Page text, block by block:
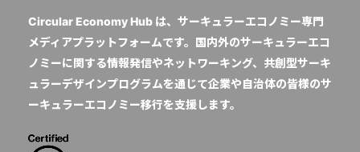
Circular Economy Hub は、サーキュラーエコノミー専門
メディアプラットフォームです。国内外のサーキュラーエコ
ノミーに関する情報発信やネットワーキング、共創型サーキ
ュラーデザインプログラムを通じて企業や自治体の皆様のサ
ーキュラーエコノミー移行を支援します。